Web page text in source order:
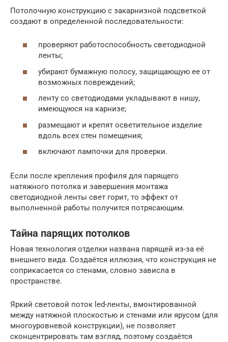
Потолочную конструкцию с закарнизной подсветкой
создают в определенной последовательности:
проверяют работоспособность светодиодной
ленты;
убирают бумажную полосу, защищающую ее от
возможных повреждений;
ленту со светодиодами укладывают в нишу,
имеющуюся на карнизе;
размещают и крепят осветительное изделие
вдоль всех стен помещения;
включают лампочки для проверки.
Если после крепления профиля для парящего
натяжного потолка и завершения монтажа
светодиодной ленты свет горит, то эффект от
выполненной работы получится потрясающим.
Тайна парящих потолков
Новая технология отделки названа парящей из-за её
внешнего вида. Создаётся иллюзия, что конструкция не
соприкасается со стенами, словно зависла в
пространстве.
Яркий световой поток led-ленты, вмонтированной
между натяжной плоскостью и стенами или ярусом (для
многоуровневой конструкции), не позволяет
сконцентрировать там взгляд, поэтому создаётся